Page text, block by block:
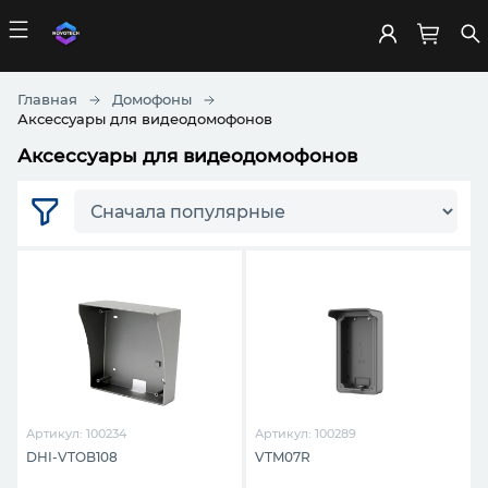
Главная
Домофоны
Аксессуары для видеодомофонов
Аксессуары для видеодомофонов
Артикул: 100234
DHI-VTOB108
Артикул: 100289
VTM07R